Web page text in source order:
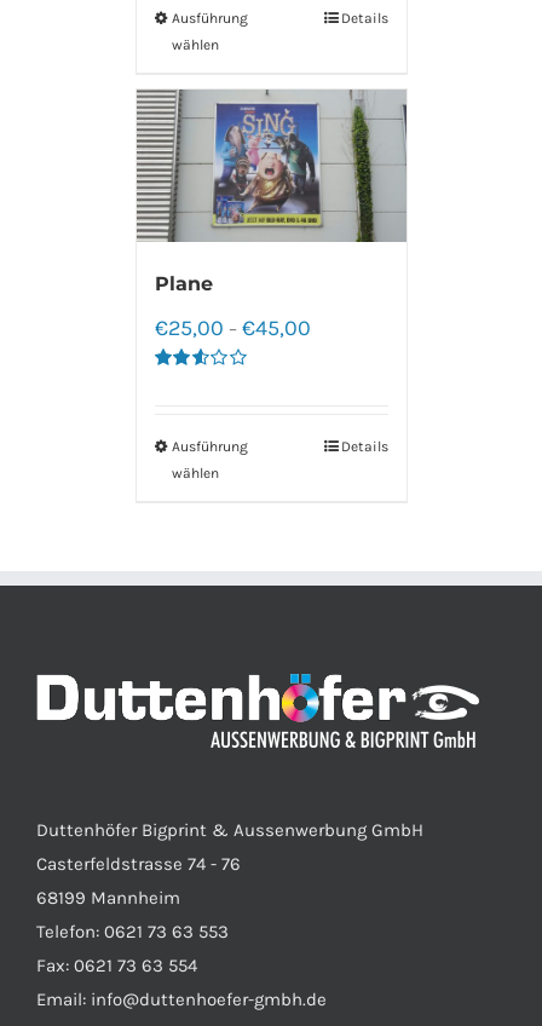
von 5Ausführung
wählen
Details
Plane
von 5
€25,00 – €45,00
Ausführung
wählen
Details
Duttenhöfer Bigprint & Aussenwerbung GmbH
Casterfeldstrasse 74 - 76
68199 Mannheim
Telefon: 0621 73 63 553
Fax: 0621 73 63 554
Email: info@duttenhoefer-gmbh.de